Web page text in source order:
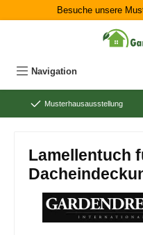
Zum Hauptinhalt springen
Besuche unsere
Navigation
Musterhausausstellung
Lamellentuch